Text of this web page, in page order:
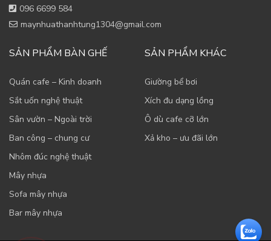
096 6699 584
maynhuathanhtung1304@gmail.com
SẢN PHẨM BÀN GHẾ
Quán cafe – Kinh doanh
Sắt uốn nghệ thuật
Sân vườn – Ngoài trời
Ban công – chung cư
Nhôm đúc nghệ thuật
Mây nhựa
Sofa mây nhựa
Bar mây nhựa
SẢN PHẨM KHÁC
Giường bể bơi
Xích đu dạng lồng
Ô dù cafe cỡ lớn
Xả kho – ưu đãi lớn